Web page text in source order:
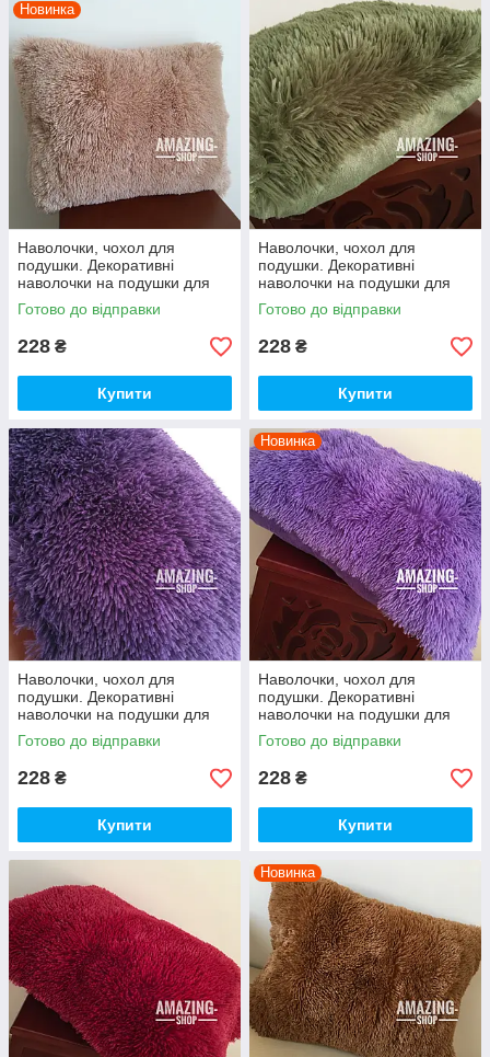
Новинка
Наволочки, чохол для
подушки. Декоративні
наволочки на подушки для
інтер'єру. "Троавка" 50*70 см.
Готово до відправки
228 ₴
Купити
Наволочки, чохол для
подушки. Декоративні
наволочки на подушки для
інтер'єру. "Троавка" 50*70 см.
Готово до відправки
228 ₴
Купити
Наволочки, чохол для
подушки. Декоративні
наволочки на подушки для
інтер'єру. "Троавка" 50*70 см.
Готово до відправки
228 ₴
Купити
Новинка
Наволочки, чохол для
подушки. Декоративні
наволочки на подушки для
інтер'єру. "Троавка" 50*70 см.
Готово до відправки
228 ₴
Купити
Новинка